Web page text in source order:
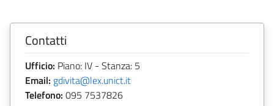
Contatti
Ufficio: Piano: IV - Stanza: 5
Email: gdivita@lex.unict.it
Telefono: 095 7537826